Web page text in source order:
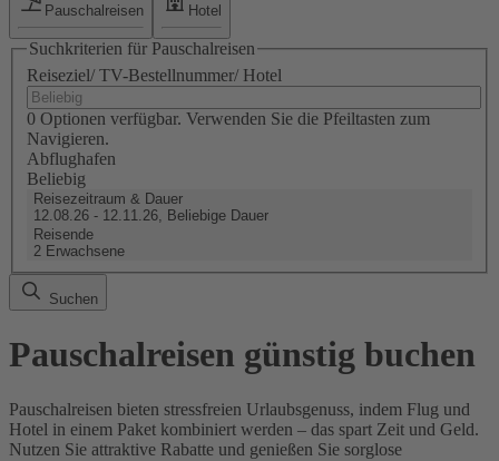
Pauschalreisen Hotel
Suchkriterien für Pauschalreisen
Reiseziel/ TV-Bestellnummer/ Hotel
0 Optionen verfügbar. Verwenden Sie die Pfeiltasten zum
Navigieren.
Abflughafen
Beliebig
Reisezeitraum & Dauer
12.08.26 - 12.11.26, Beliebige Dauer
Reisende
2 Erwachsene
Suchen
Pauschalreisen günstig buchen
Pauschalreisen bieten stressfreien Urlaubsgenuss, indem Flug und
Hotel in einem Paket kombiniert werden – das spart Zeit und Geld.
Nutzen Sie attraktive Rabatte und genießen Sie sorglose